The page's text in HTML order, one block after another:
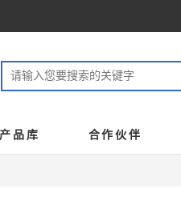
产品库 合作伙伴